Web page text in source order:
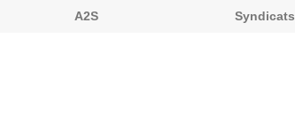
A2S Syndicats